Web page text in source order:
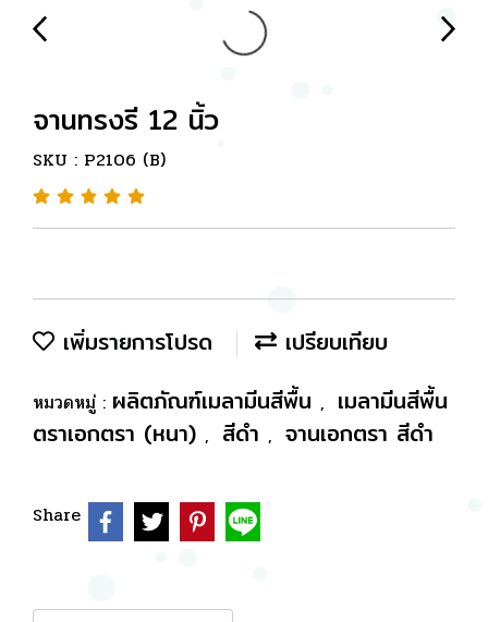
จานทรงรี 12 นิ้ว
SKU : P2106 (B)
เพิ่มรายการโปรด เปรียบเทียบ
หมวดหมู่ : ผลิตภัณฑ์เมลามีนสีพื้น , เมลามีนสีพื้น
ตราเอกตรา (หนา) , สีดำ , จานเอกตรา สีดำ
Share